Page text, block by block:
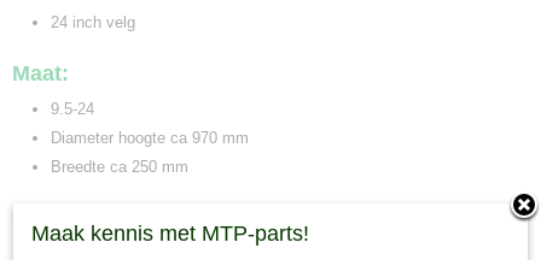
24 inch velg
Maat:
9.5-24
Diameter hoogte ca 970 mm
Breedte ca 250 mm
Maak kennis met MTP-parts!